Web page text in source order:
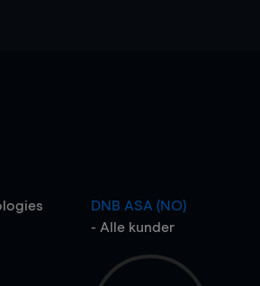
DNB ASA (NO)
- Alle kunder